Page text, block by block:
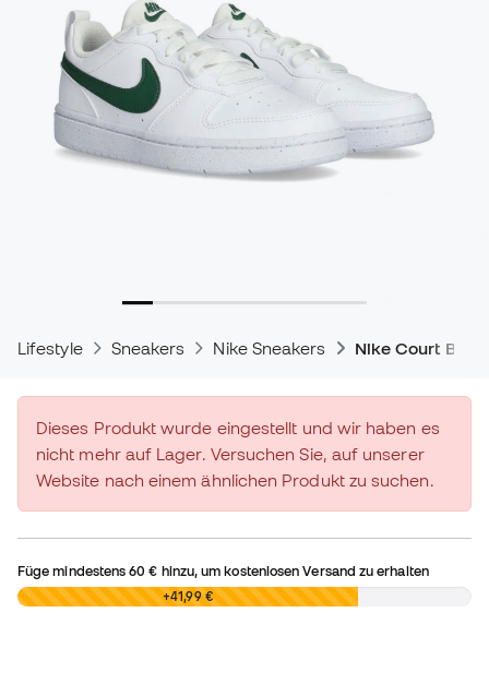
Lifestyle Sneakers Nike Sneakers Nike Court
Dieses Produkt wurde eingestellt und wir haben es
nicht mehr auf Lager. Versuchen Sie, auf unserer
Website nach einem ähnlichen Produkt zu suchen.
Füge mindestens60 € hinzu, um kostenlosen Versand zu erhalten
0,00 € +41,99 €